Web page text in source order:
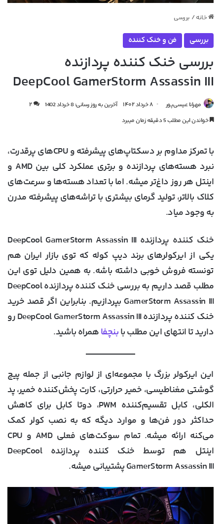
خانه / بررسی
بررسی فن و خنک کننده
بررسی خنک کننده پردازنده
DeepCool GamerStorm Assassin III
مهرانا عیسی‌پور ۸ خرداد ۱۴۰۲ آخرین به روز رسانی: 8 خرداد 1402
۲
خواندن این مطلب 5 دقیقه زمان میبرد
با تمرکز مداوم بر دسکتاپ‌های پیشرفته و CPUهای پرقدرت،
نبرد هسته‌های پردازنده و برتری عملکرد کلی بین AMD و
اینتل هر روز داغ‌تر میشه. اما با تعداد هسته‌ها و سرعت‌های
کلاک بالاتر، تولید گرمای بیشتری با تراشه‌های پیشرفته مدرن
به وجود میاد.
خنک کننده پردازنده DeepCool GamerStorm Assassin III
یکی از ایرکولرهای برند دیپ کوله که توی بازار ایران هم
تونسته فروش خوبی داشته باشه. به همین دلیل توی این
مطلب قصد داریم به بررسی خنک کننده پردازنده DeepCool
GamerStorm Assassin III بپردازیم. بنابراین اگر قصد خرید
خنک کننده پردازنده DeepCool GamerStorm Assassin III رو
دارید تا انتهای این مطلب بابنچفاهمراه باشید.
این ایرکولر بزرگ با مجموعه‌ای از لوازم جانبی از جمله پیچ
گوشتی مغناطیسی، خمیر حرارتی، کارت پخش‌کننده خمیر، پد
الکلی، کابل تقسیم‌کننده PWM، دوتا کابل برای کاهش
حداکثر دور فن‌ها و موارد دیگه که به نصب کولر کمک
می‌کنه ارائه میشه. تمام سوکت‌های فعلی AMD و CPU
اینتل هم توسط خنک کننده پردازنده DeepCool
GamerStorm Assassin III پشتیبانی میشه.